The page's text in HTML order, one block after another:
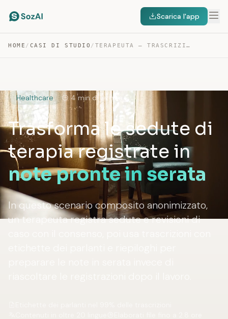
Scarica l'app
HOME / CASI DI STUDIO / TERAPEUTA — TRASCRIZIONE DI SEDUTE E SUPERVISIONE
Healthcare 4 min di lettura
Trasforma le sedute di
terapia registrate in
note pronte in serata
In questo scenario composito anonimizzato,
un terapeuta registra sedute e revisioni di